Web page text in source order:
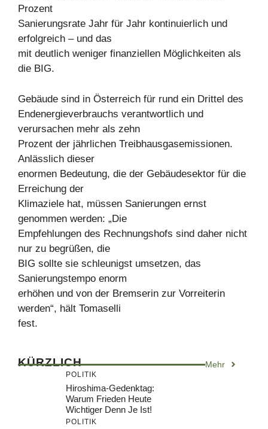
Prozent
Sanierungsrate Jahr für Jahr kontinuierlich und
erfolgreich – und das
mit deutlich weniger finanziellen Möglichkeiten als
die BIG.
Gebäude sind in Österreich für rund ein Drittel des
Endenergieverbrauchs verantwortlich und
verursachen mehr als zehn
Prozent der jährlichen Treibhausgasemissionen.
Anlässlich dieser
enormen Bedeutung, die der Gebäudesektor für die
Erreichung der
Klimaziele hat, müssen Sanierungen ernst
genommen werden: „Die
Empfehlungen des Rechnungshofs sind daher nicht
nur zu begrüßen, die
BIG sollte sie schleunigst umsetzen, das
Sanierungstempo enorm
erhöhen und von der Bremserin zur Vorreiterin
werden“, hält Tomaselli
fest.
KÜRZLICH Mehr
POLITIK
Hiroshima-Gedenktag:
Warum Frieden Heute
Wichtiger Denn Je Ist!
POLITIK